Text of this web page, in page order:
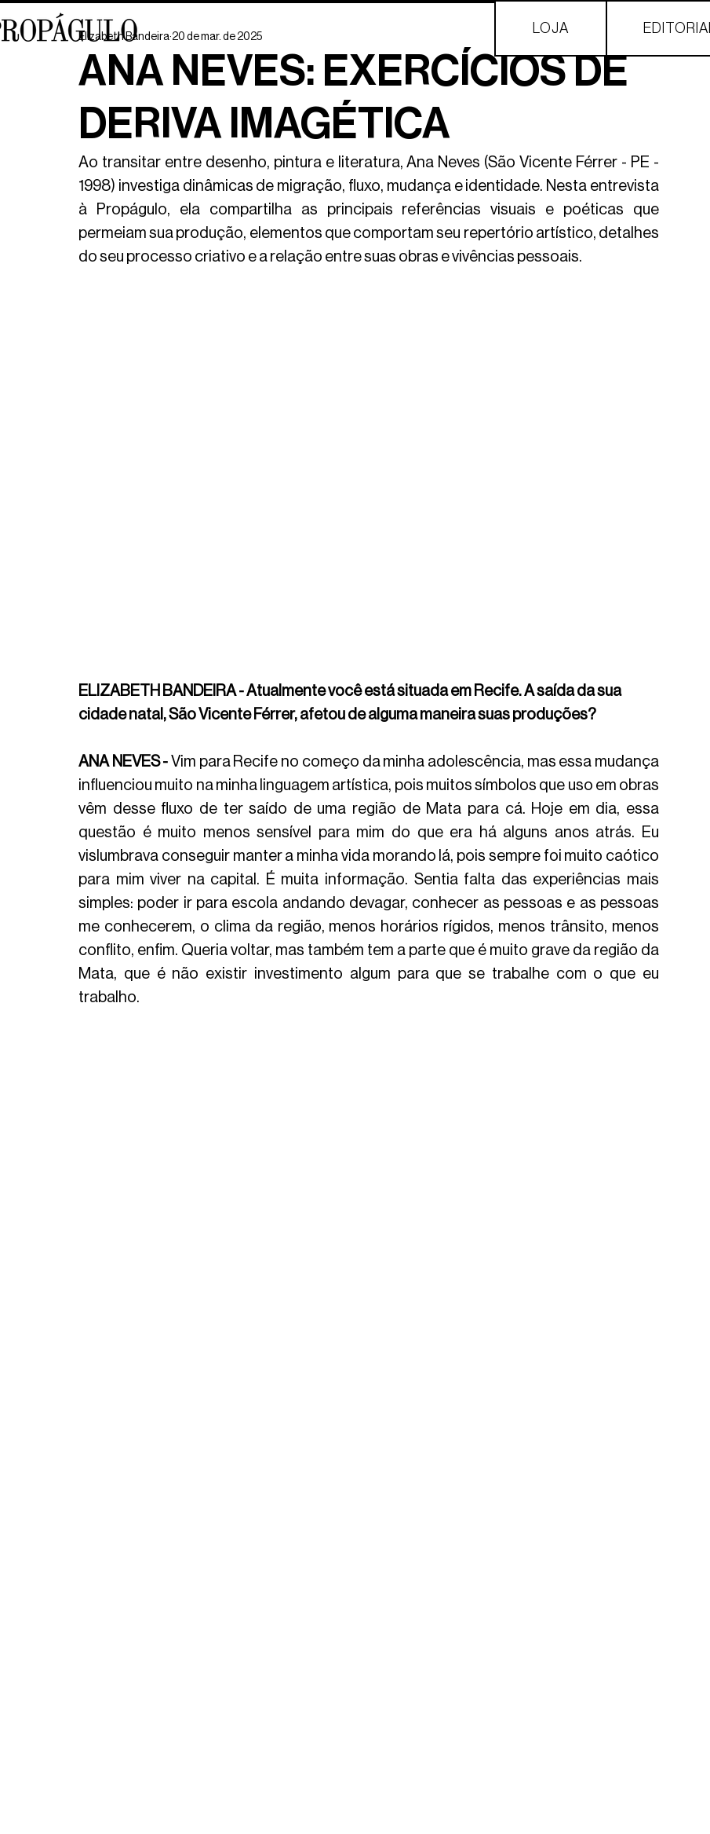
LOJA EDITORIAL
ANA NEVES: EXERCÍCIOS DE
DERIVA IMAGÉTICA
Elizabeth Bandeira 20 de mar. de 2025
Ao transitar entre desenho, pintura e literatura, Ana Neves (São Vicente Férrer - PE -
1998) investiga dinâmicas de migração, fluxo, mudança e identidade. Nesta entrevista
à Propágulo, ela compartilha as principais referências visuais e poéticas que
permeiam sua produção, elementos que comportam seu repertório artístico, detalhes
do seu processo criativo e a relação entre suas obras e vivências pessoais.
ELIZABETH BANDEIRA - Atualmente você está situada em Recife. A saída da sua
cidade natal, São Vicente Férrer, afetou de alguma maneira suas produções?
ANA NEVES - Vim para Recife no começo da minha adolescência, mas essa mudança
influenciou muito na minha linguagem artística, pois muitos símbolos que uso em obras
vêm desse fluxo de ter saído de uma região de Mata para cá. Hoje em dia, essa
questão é muito menos sensível para mim do que era há alguns anos atrás. Eu
vislumbrava conseguir manter a minha vida morando lá, pois sempre foi muito caótico
para mim viver na capital. É muita informação. Sentia falta das experiências mais
simples: poder ir para escola andando devagar, conhecer as pessoas e as pessoas
me conhecerem, o clima da região, menos horários rígidos, menos trânsito, menos
conflito, enfim. Queria voltar, mas também tem a parte que é muito grave da região da
Mata, que é não existir investimento algum para que se trabalhe com o que eu
trabalho.